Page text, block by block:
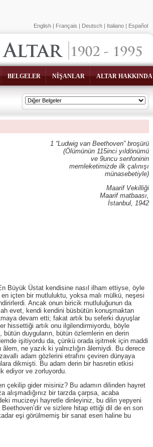
BELGELER NİŞANLAR ALTAR HAKKINDA
English | Français | Deutsch | Italiano | Español
1 “Ludwig van Beethoven” broşürü
(Ölümünün 115inci yıldönümü
ve 9uncu senfoninin
memleketimizde ilk çalınışı
münasebetiyle)
Maarif Vekilliği
Maarif matbaası,
İstanbul, 1942
Üstat kendisine nasıl ilham ettiyse, öyle
içten bir mutluluktu, yoksa malı mülkü, neşesi
Ancak onun biricik mutluluğunun da
evet, kendi kendini büsbütün konuşmaktan
devam etti; fakat artık bu seferki duyuşlar
hissettiği artık onu ilgilendirmiyordu, böyle
duyguların, bütün özlemlerin en derin
işitiyordu da, çünkü orada işitmek için maddi
ne yazık ki yalnızlığın âlemiydi. Bu derece
adam gözlerini etrafını çeviren dünyaya
dikmişti. Bu adam derin bir hasretin etkisi
ediyor ve zorluyordu.
gider misiniz? Bu adamın dilinden hayret
alışmadığınız bir tarzda çarpsa, acaba
mucizeyi hayretle dinleyiniz, bu dilin yepyeni
ve sizlere hitap ettiği dil de en son
eşi görülmemiş bir sanat eseri haline bu